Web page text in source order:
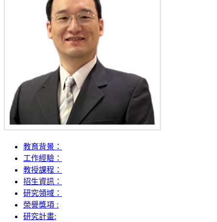
教育背景：
工作經驗：
教授課程：
招生資訊：
研究領域：
榮譽獎項 :
研究計畫: